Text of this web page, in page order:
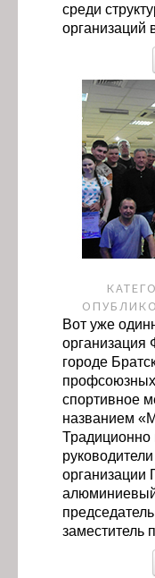
среди
организаций
Вот уже
городе
профсоюзных
спортивное
названием
Традиционно
заместитель